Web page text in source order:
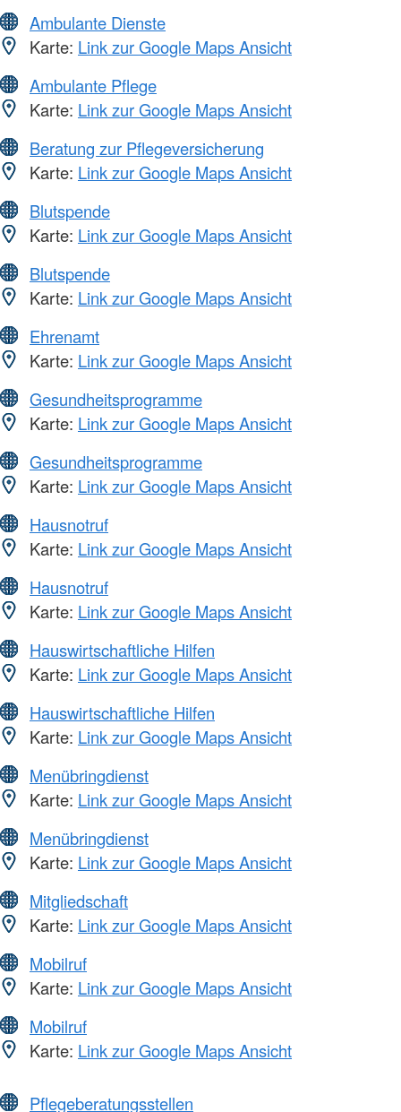
Ambulante Dienste
Karte: Link zur Google Maps Ansicht
Ambulante Pflege
Karte: Link zur Google Maps Ansicht
Beratung zur Pflegeversicherung
Karte: Link zur Google Maps Ansicht
Blutspende
Karte: Link zur Google Maps Ansicht
Blutspende
Karte: Link zur Google Maps Ansicht
Ehrenamt
Karte: Link zur Google Maps Ansicht
Gesundheitsprogramme
Karte: Link zur Google Maps Ansicht
Gesundheitsprogramme
Karte: Link zur Google Maps Ansicht
Hausnotruf
Karte: Link zur Google Maps Ansicht
Hausnotruf
Karte: Link zur Google Maps Ansicht
Hauswirtschaftliche Hilfen
Karte: Link zur Google Maps Ansicht
Hauswirtschaftliche Hilfen
Karte: Link zur Google Maps Ansicht
Menübringdienst
Karte: Link zur Google Maps Ansicht
Menübringdienst
Karte: Link zur Google Maps Ansicht
Mitgliedschaft
Karte: Link zur Google Maps Ansicht
Mobilruf
Karte: Link zur Google Maps Ansicht
Mobilruf
Karte: Link zur Google Maps Ansicht
Pflegeberatungsstellen